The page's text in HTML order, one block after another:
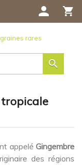
shopping_cart
person
rares

tropicale
appeléGingembre
des régions